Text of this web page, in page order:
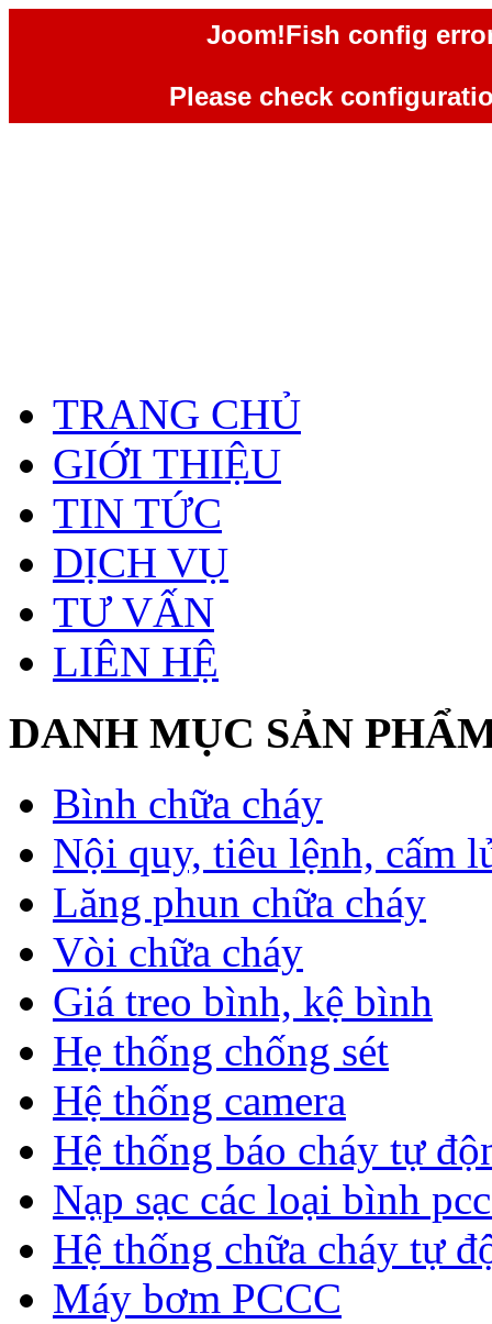
Joom!Fish config
Please check
TRANG CHỦ
GIỚI THIỆU
TIN TỨC
DỊCH VỤ
TƯ VẤN
LIÊN HỆ
DANH MỤC SẢN
Bình chữa cháy
Nội quy, tiêu lệnh, cấm
Lăng phun chữa cháy
Vòi chữa cháy
Giá treo bình, kệ bình
Hẹ thống chống sét
Hệ thống camera
Hệ thống báo cháy tự
Nạp sạc các loại bình
Hệ thống chữa cháy tự
Máy bơm PCCC